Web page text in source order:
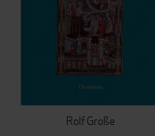
Rolf Große